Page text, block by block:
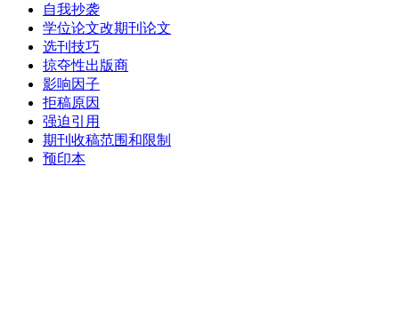
自我抄袭
学位论文改期刊论文
选刊技巧
掠夺性出版商
影响因子
拒稿原因
强迫引用
期刊收稿范围和限制
预印本